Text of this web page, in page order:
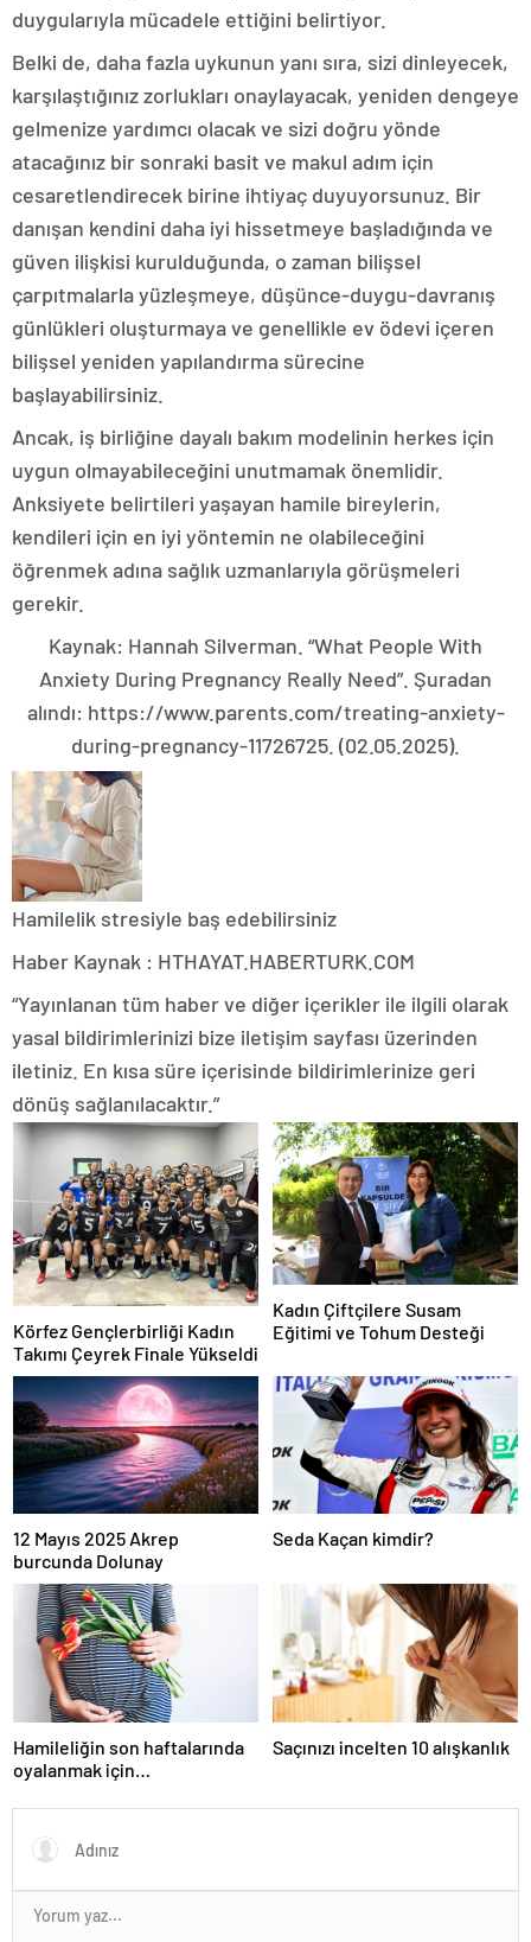
duygularıyla mücadele ettiğini belirtiyor.
Belki de, daha fazla uykunun yanı sıra, sizi dinleyecek,
karşılaştığınız zorlukları onaylayacak, yeniden dengeye
gelmenize yardımcı olacak ve sizi doğru yönde
atacağınız bir sonraki basit ve makul adım için
cesaretlendirecek birine ihtiyaç duyuyorsunuz. Bir
danışan kendini daha iyi hissetmeye başladığında ve
güven ilişkisi kurulduğunda, o zaman bilişsel
çarpıtmalarla yüzleşmeye, düşünce-duygu-davranış
günlükleri oluşturmaya ve genellikle ev ödevi içeren
bilişsel yeniden yapılandırma sürecine
başlayabilirsiniz.
Ancak, iş birliğine dayalı bakım modelinin herkes için
uygun olmayabileceğini unutmamak önemlidir.
Anksiyete belirtileri yaşayan hamile bireylerin,
kendileri için en iyi yöntemin ne olabileceğini
öğrenmek adına sağlık uzmanlarıyla görüşmeleri
gerekir.
Kaynak: Hannah Silverman. “What People With
Anxiety During Pregnancy Really Need”. Şuradan
alındı: https://www.parents.com/treating-anxiety-
during-pregnancy-11726725. (02.05.2025).
Hamilelik stresiyle baş edebilirsiniz
Haber Kaynak : HTHAYAT.HABERTURK.COM
“Yayınlanan tüm haber ve diğer içerikler ile ilgili olarak
yasal bildirimlerinizi bize iletişim sayfası üzerinden
iletiniz. En kısa süre içerisinde bildirimlerinize geri
dönüş sağlanılacaktır.”
Körfez Gençlerbirliği Kadın
Takımı Çeyrek Finale Yükseldi
Kadın Çiftçilere Susam
Eğitimi ve Tohum Desteği
12 Mayıs 2025 Akrep
burcunda Dolunay
Seda Kaçan kimdir?
Hamileliğin son haftalarında
oyalanmak için…
Saçınızı incelten 10 alışkanlık